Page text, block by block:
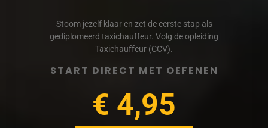
Stoom jezelf klaar en zet de eerste stap als
gediplomeerd taxichauffeur. Volg de opleiding
Taxichauffeur (CCV).
START DIRECT MET OEFENEN
€ 4,95